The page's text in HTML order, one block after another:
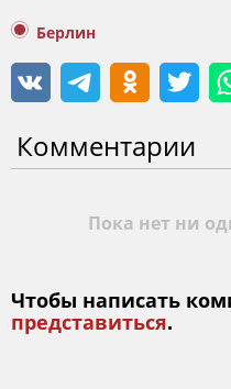
Берлин
Комментарии
Пока нет ни
Чтобы написать
представиться.